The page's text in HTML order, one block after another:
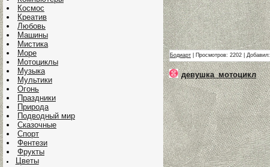
Космос
Креатив
Любовь
Машины
Мистика
Море
Мотоциклы
Музыка
Мультики
Огонь
Праздники
Природа
Подводный мир
Сказочные
Спорт
Фентези
Фрукты
Цветы
Бодиарт | Просмотров: 2202 | Добавил:
девушка_мотоцикл